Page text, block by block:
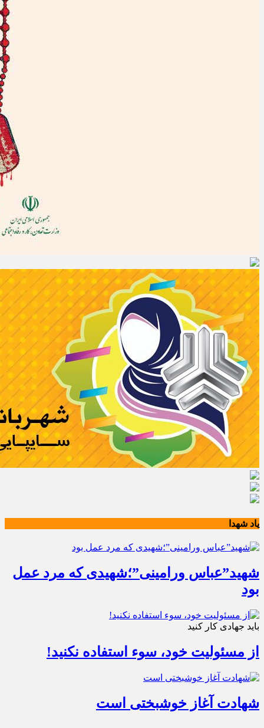
یاد شهدا
شهید”عباس ورامینی”؛شهیدی که مرد عمل
بود
باید جهادی کار کنید
از مسئولیت خود، سوء استفاده نکنید!
شهادت آغاز خوشبختی است